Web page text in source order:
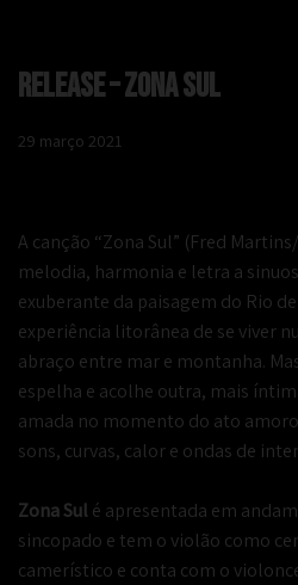
Release – Zona Sul
29 março 2021
A canção “Zona Sul” (Fred
melodia, harmonia e letra a
exuberante da paisagem do Rio
experiência litorânea de se viver
abraço entre mar e montanha.
espelha e acolhe outra, mais
amada no momento do ato
sons, curvas, calor e ondas de
Zona Sul é apresentada em
sincopado e tem o violão como
camerístico e conta com o